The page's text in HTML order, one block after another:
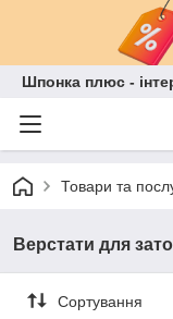
Шпонка плюс -
Товари та
Верстати для
Сортування